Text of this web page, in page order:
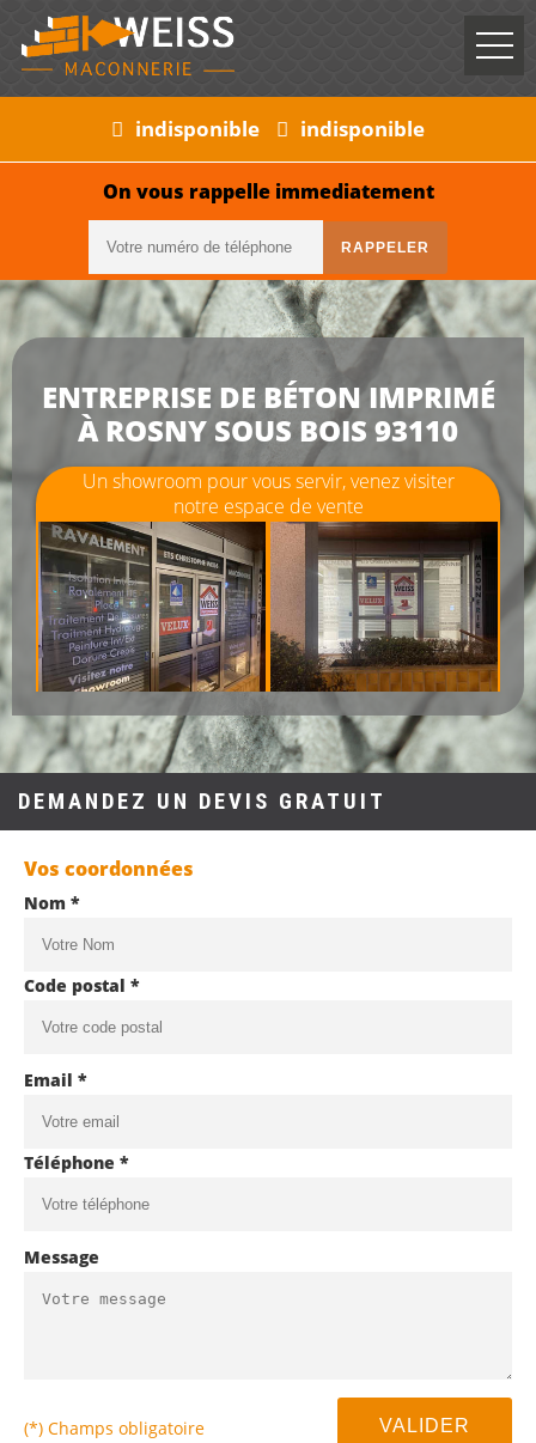
indisponible indisponible
On vous rappelle immediatement
ENTREPRISE DE BÉTON IMPRIMÉ
À ROSNY SOUS BOIS 93110
Un showroom pour vous servir, venez visiter
notre espace de vente
DEMANDEZ UN DEVIS GRATUIT
Vos coordonnées
Nom *
Code postal *
Email *
Téléphone *
Message
(*) Champs obligatoire